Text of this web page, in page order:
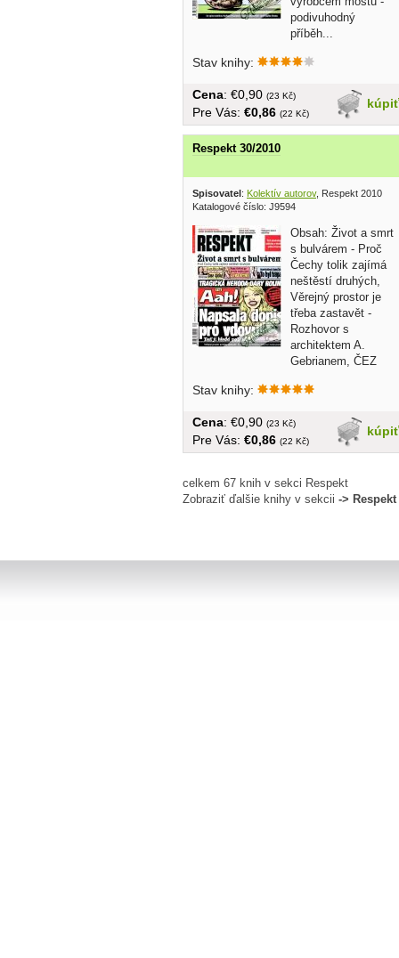
podivuhodný
příběh...
Stav knihy:
kúpiť
Cena: €0,90 (23 Kč)
Pre Vás: €0,86 (22 Kč)
Respekt 30/2010
Spisovatel : Kolektív autorov, Respekt 2010
Katalogové číslo: J9594
Obsah: Život a smrt
s bulvárem - Proč
Čechy tolik zajímá
neštěstí druhých,
Věrejný prostor je
třeba zastavět -
Rozhovor s
architektem A.
Gebrianem, ČEZ
Stav knihy:
kúpiť
Cena: €0,90 (23 Kč)
Pre Vás: €0,86 (22 Kč)
celkem 67 knih v sekci Respekt
Zobraziť ďalšie knihy v sekcii -> Respekt